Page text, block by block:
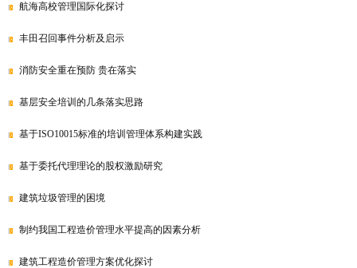
航海高校管理国际化探讨
丰田召回事件分析及启示
消防安全重在预防 贵在落实
基层安全培训的几条落实思路
基于ISO10015标准的培训管理体系构建实践
基于委托代理理论的股权激励研究
建筑垃圾管理的困境
制约我国工程造价管理水平提高的因素分析
建筑工程造价管理方案优化探讨